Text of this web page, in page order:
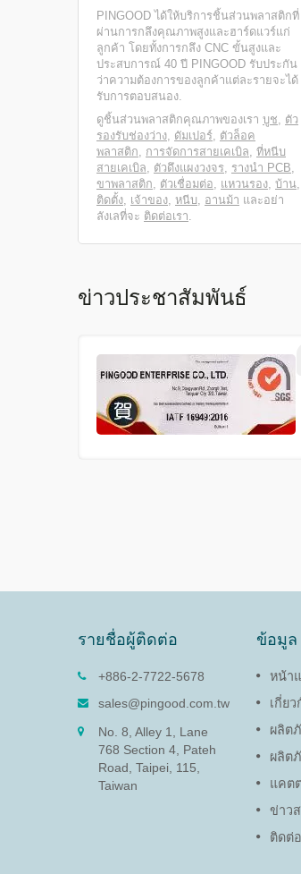
PINGOOD ได้ให้บริการชิ้นส่วนพลาสติกที่
ผ่านการกลึงคุณภาพสูงและฮาร์ดแวร์แก่
ลูกค้า โดยทั้งการกลึง CNC ขั้นสูงและ
ประสบการณ์ 40 ปี PINGOOD รับประกัน
ว่าความต้องการของลูกค้าแต่ละรายจะได้
รับการตอบสนอง.
ดูชิ้นส่วนพลาสติกคุณภาพของเรา บูช, ตัว
รองรับช่องว่าง, ดัมเปอร์, ตัวล็อค
พลาสติก, การจัดการสายเคเบิล, ที่หนีบ
สายเคเบิล, ตัวดึงแผงวงจร, รางนำ PCB,
ขาพลาสติก, ตัวเชื่อมต่อ, แหวนรอง, บ้าน,
ติดตั้ง, เจ้าของ, หนีบ, อานม้า และอย่า
ลังเลที่จะ ติดต่อเรา.
ข่าวประชาสัมพันธ์
รายชื่อผู้ติดต่อ
+886-2-7722-5678
sales@pingood.com.tw
No. 8, Alley 1, Lane
768 Section 4, Pateh
Road, Taipei, 115,
Taiwan
ข้อมูล
หน้า
เกี่ยว
ผลิต
ผลิต
แคต
ข่าว
ติดต่
ดัมเปอร์หมุน
ฟังก์ชันของดัม
บอบบางและ
การลดความเ
เสียหายจากก